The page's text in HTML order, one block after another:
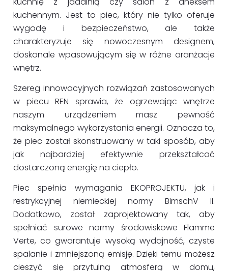
kuchennym. Jest to piec, który nie tylko oferuje
wygodę i bezpieczeństwo, ale także
charakteryzuje się nowoczesnym designem,
doskonale wpasowującym się w różne aranżacje
wnętrz.
Szereg innowacyjnych rozwiązań zastosowanych
w piecu REN sprawia, że ogrzewając wnętrze
naszym urządzeniem masz pewność
maksymalnego wykorzystania energii. Oznacza to,
że piec został skonstruowany w taki sposób, aby
jak najbardziej efektywnie przekształcać
dostarczoną energię na ciepło.
Piec spełnia wymagania EKOPROJEKTU, jak i
restrykcyjnej niemieckiej normy BlmschV II.
Dodatkowo, został zaprojektowany tak, aby
spełniać surowe normy środowiskowe Flamme
Verte, co gwarantuje wysoką wydajność, czyste
spalanie i zmniejszoną emisję. Dzięki temu możesz
cieszyć się przytulną atmosferą w domu,